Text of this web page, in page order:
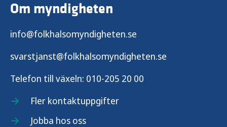
Om myndigheten
info@folkhalsomyndigheten.se
svarstjanst@folkhalsomyndigheten.se
Telefon till växeln: 010-205 20 00
Fler kontaktuppgifter
Jobba hos oss